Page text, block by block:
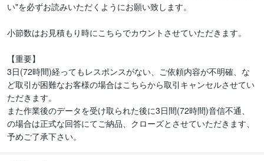
い"を必ずお読みいただくようにお願い致します。
小節数はお見積もり時にこちらでカウントさせていただきます。
【重要】
3日(72時間)経ってもレスポンスがない、ご依頼内容が不明確、な
ど取引が困難なお客様の場合はこちらから取引キャンセルさせてい
ただきます。
また作業後のデータを受け取られた後に3日間(72時間)音信不通、
の場合は正式な回答にてご納品、クローズとさせていただきます、
予めご了承下さい。